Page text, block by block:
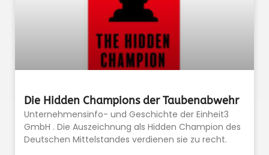
Die Hidden Champions der Taubenabwehr
Unternehmensinfo- und Geschichte der Einheit3
GmbH . Die Auszeichnung als Hidden Champion des
Deutschen Mittelstandes verdienen sie zu recht.